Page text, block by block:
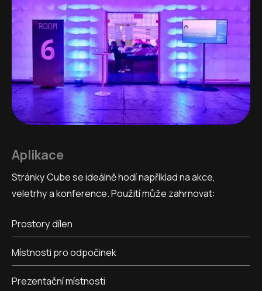
Aplikace
Stránky Cube se ideálně hodí například na akce,
veletrhy a konference. Použití může zahrnovat:
Prostory dílen
Místnosti pro odpočinek
Prezentační místnosti